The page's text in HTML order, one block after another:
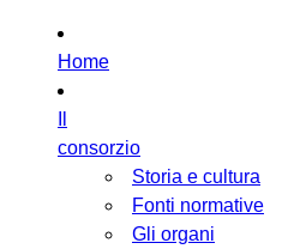
Home
consorzio
Storia e cultura
Fonti normative
Gli organi